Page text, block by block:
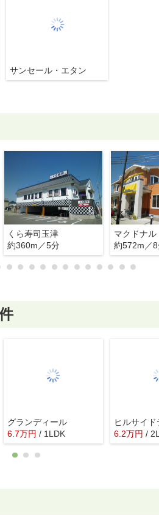
サンセール・エタン
くら寿司玉津
約360m／5分
マクドナル
約572m／
グランディール
6.7万円 / 1LDK
ヒルサイド
6.2万円 /